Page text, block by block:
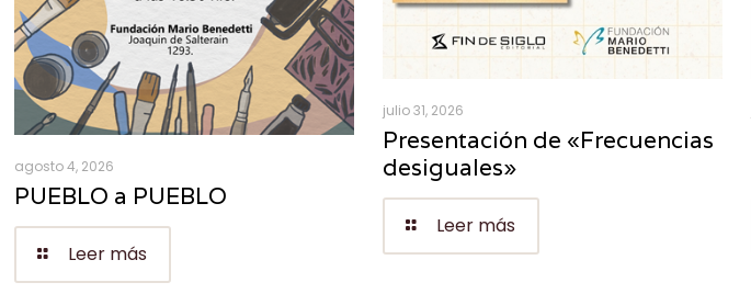
agosto 4, 2026
PUEBLO a PUEBLO
Leer más
julio 31, 2026
Presentación de «Frecuencias
desiguales»
Leer más